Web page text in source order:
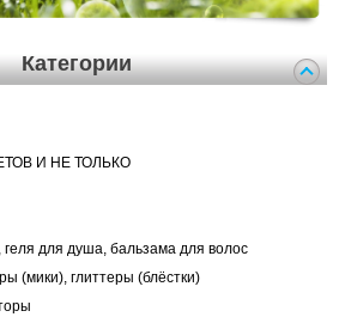
Категории
И НЕ ТОЛЬКО
для душа, бальзама для волос
(мики), глиттеры (блёстки)